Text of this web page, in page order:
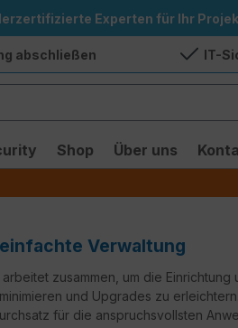
Experten für Ihr
abschließen IT-
Shop Über uns
Verwaltung
zusammen, um die
und Upgrades zu
für die anspruchsvollsten